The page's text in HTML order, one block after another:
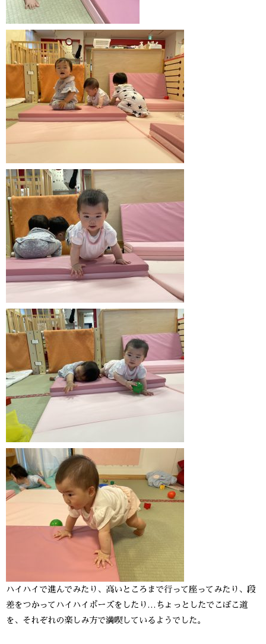
ハイハイで進んでみたり、高いところまで行って座ってみたり、段
差をつかってハイハイポーズをしたり…ちょっとしたでこぼこ道
を、それぞれの楽しみ方で満喫しているようでした。